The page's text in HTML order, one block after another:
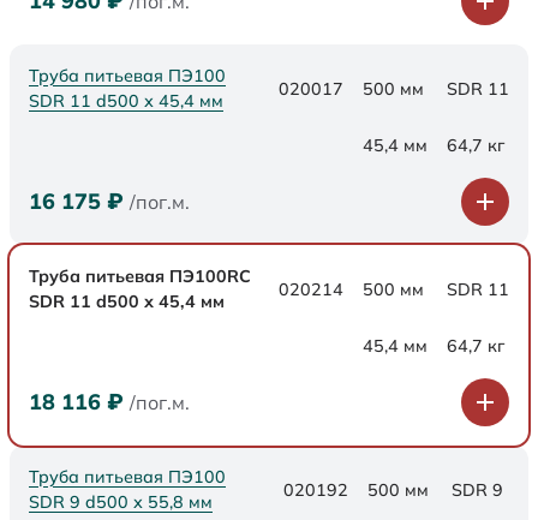
Труба питьевая ПЭ100
SDR 11 d500 х 45,4 мм
020017 500 мм SDR 11
45,4 мм 64,7 кг
16 175 ₽ /пог.м.
Труба питьевая ПЭ100RC
SDR 11 d500 х 45,4 мм
020214 500 мм SDR 11
45,4 мм 64,7 кг
18 116 ₽ /пог.м.
Труба питьевая ПЭ100
SDR 9 d500 х 55,8 мм
020192 500 мм SDR 9